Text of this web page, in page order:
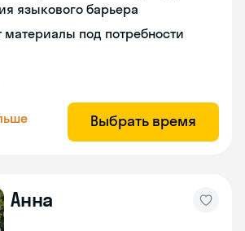
языкового барьера
материалы под потребности
Выбрать время
Анна